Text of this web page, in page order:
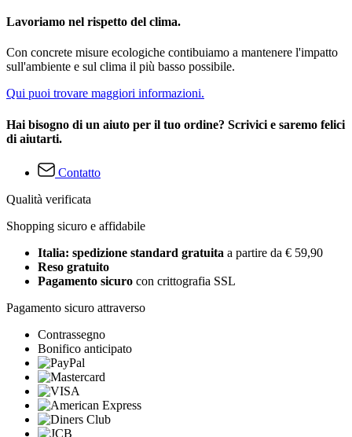
Lavoriamo nel rispetto del clima.
Con concrete misure ecologiche contibuiamo a mantenere l'impatto
sull'ambiente e sul clima il più basso possibile.
Qui puoi trovare maggiori informazioni.
Hai bisogno di un aiuto per il tuo ordine? Scrivici e saremo felici
di aiutarti.
Contatto
Qualità verificata
Shopping sicuro e affidabile
Italia: spedizione standard gratuita a partire da € 59,90
Reso gratuito
Pagamento sicuro con crittografia SSL
Pagamento sicuro attraverso
Contrassegno
Bonifico anticipato